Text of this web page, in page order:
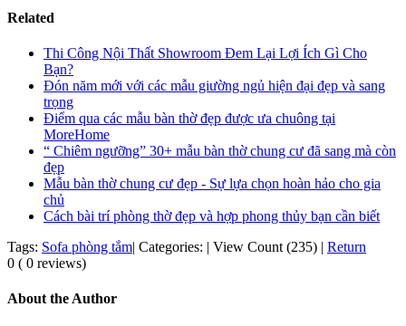
Related
Thi Công Nội Thất Showroom Đem Lại Lợi Ích Gì Cho
Bạn?
Đón năm mới với các mẫu giường ngủ hiện đại đẹp và sang
trọng
Điểm qua các mẫu bàn thờ đẹp được ưa chuông tại
MoreHome
“ Chiêm ngưỡng” 30+ mẫu bàn thờ chung cư đã sang mà còn
đẹp
Mẫu bàn thờ chung cư đẹp - Sự lựa chọn hoàn hảo cho gia
chủ
Cách bài trí phòng thờ đẹp và hợp phong thủy bạn cần biết
Tags: Sofa phòng tắm| Categories: | View Count (235) | Return
0 ( 0 reviews)
About the Author